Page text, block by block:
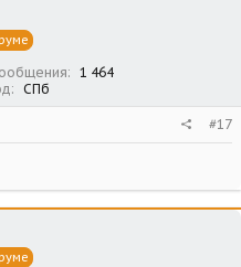
1 464
СПб
#17